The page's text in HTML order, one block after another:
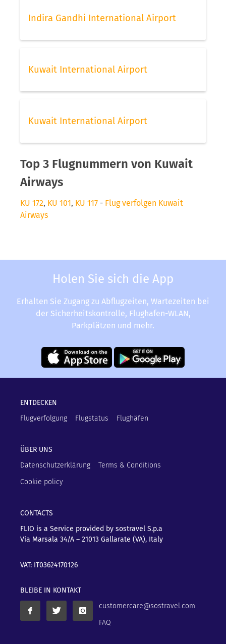
Indira Gandhi International Airport
Kuwait International Airport
Kuwait International Airport
Top 3 Flugnummern von Kuwait
Airways
KU 172, KU 101, KU 117 - Flug verfolgen Kuwait
Airways
Holen Sie sich die App
Erhalten Sie Zugang zu Abflugzeiten, Wartezeiten bei
der Sicherheitskontrolle, Flughafen-WLAN,
Parkplätzen und mehr.
ENTDECKEN
Flugverfolgung
Flugstatus Flughäfen
ÜBER UNS
Datenschutzerklärung
Terms & Conditions
Cookie policy
CONTACTS
FLIO is a Service provided by sostravel S.p.a
Via Marsala 34/A – 21013 Gallarate (VA), Italy
VAT: IT03624170126
BLEIBE IN KONTAKT
customercare@sostravel.com
FAQ